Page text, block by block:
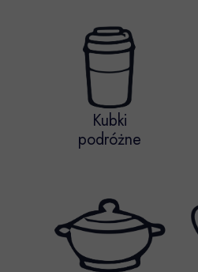
Kubki
podróżne